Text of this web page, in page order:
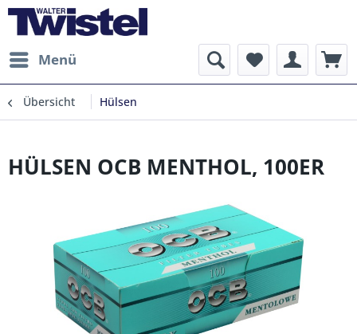
Menü
Übersicht Hülsen
HÜLSEN OCB MENTHOL, 100ER